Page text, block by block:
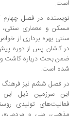
در فصل چهارم
و معماری سنتی،
بهره برداری از خواص
کاشان پس از دوره پیش از
بحث درباره کاشت و برداشت
است.
فصل ششم نیز فرهنگ عامه
سرزمین ذیل این
تولیدی